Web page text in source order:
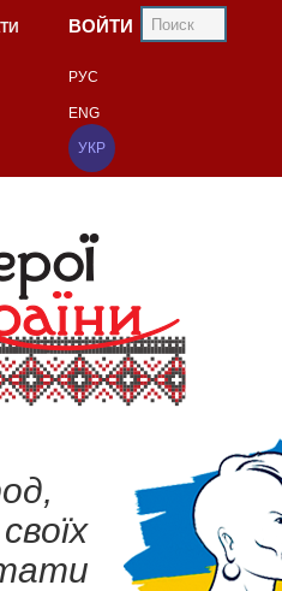
ВОЙТИ
РУС
ENG
УКР